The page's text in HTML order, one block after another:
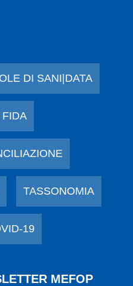
DI SANI|DATA
FIDA
TASSONOMIA
19
MEFOP